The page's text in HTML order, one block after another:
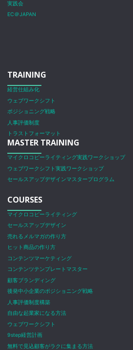
実践会
EC＠JAPAN
TRAINING
経営仕組み化
ウェブワークシフト
ポジショニング戦略
人事評価制度
トラストフォーマット
MASTER TRAINING
マイクロコピーライティング実践ワークショップ
ウェブワークシフト実践ワークショップ
セールスアップデザインマスタープログラム
COURSES
マイクロコピーライティング
セールスアップデザイン
売れるメルマガの作り方
ヒット商品の作り方
コンテンツマーケティング
コンテンツテンプレートマスター
顧客ブランディング
後発中小企業のポジショニング戦略
人事評価制度構築
自由な起業家になる方法
ウェブワークシフト
9step経営計画
無料で見込顧客がラクに集まる方法